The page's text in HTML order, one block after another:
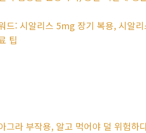
드: 시알리스 5mg 장기 복용, 시알
팁
그라 부작용, 알고 먹어야 덜 위험하